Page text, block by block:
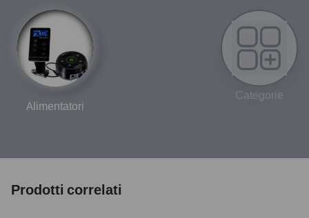
Alimentatori
Categorie
Prodotti correlati